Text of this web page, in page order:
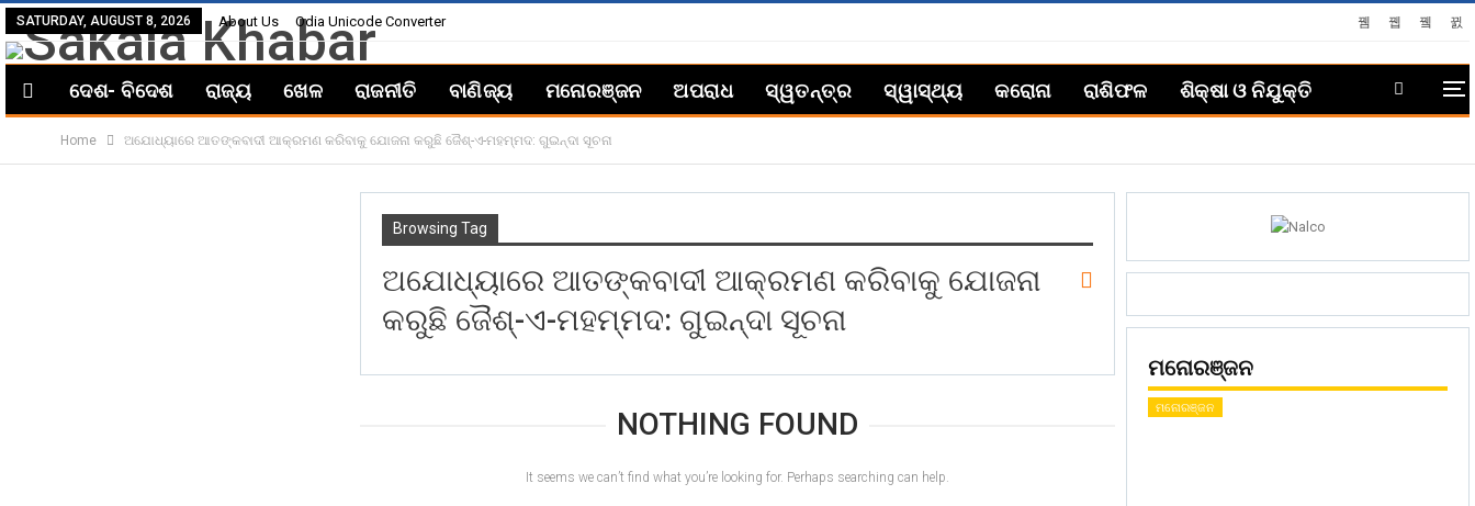
SATURDAY, AUGUST 8, 2026 About Us Odia Unicode Converter
ଦେଶ- ବିଦେଶ ରାଜ୍ୟ ଖେଳ ରାଜନୀତି ବାଣିଜ୍ୟ ମନୋରଞ୍ଜନ ଅପରାଧ ସ୍ୱତନ୍ତ୍ର ସ୍ୱାସ୍ଥ୍ୟ କରୋନା ରାଶିଫଳ ଶିକ୍ଷା ଓ ନିଯୁକ୍ତି
Home ଅଯୋଧ୍ୟାରେ ଆତଙ୍କବାଦୀ ଆକ୍ରମଣ କରିବାକୁ ଯୋଜନା କରୁଛି ଜୈଶ୍‌-ଏ-ମହମ୍ମଦ: ଗୁଇନ୍ଦା ସୂଚନା
Browsing Tag
ଅଯୋଧ୍ୟାରେ ଆତଙ୍କବାଦୀ ଆକ୍ରମଣ କରିବାକୁ ଯୋଜନା
କରୁଛି ଜୈଶ୍‌-ଏ-ମହମ୍ମଦ: ଗୁଇନ୍ଦା ସୂଚନା
NOTHING FOUND
It seems we can’t find what you’re looking for. Perhaps searching can help.
ମନୋରଞ୍ଜନ
ମନୋରଞ୍ଜନ